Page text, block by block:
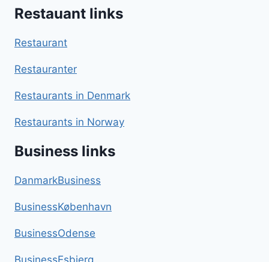
Restauant links
Restaurant
Restauranter
Restaurants in Denmark
Restaurants in Norway
Business links
DanmarkBusiness
BusinessKøbenhavn
BusinessOdense
BusinessEsbjerg